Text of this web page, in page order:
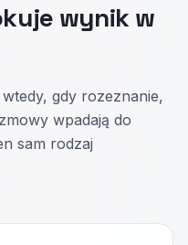
wynik w
gdy rozeznanie,
wpadają do
sam rodzaj